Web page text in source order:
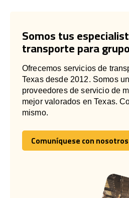
Somos tus
transporte para
Ofrecemos servicios de
Texas desde 2012. Somos
proveedores de servicio de
mejor valorados en Texas.
mismo.
Comuníquese con nosotros
Comuníquese con nosotros